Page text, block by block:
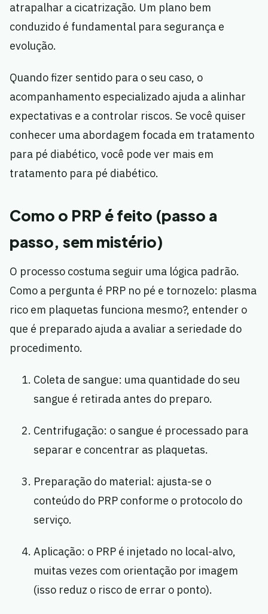
atrapalhar a cicatrização. Um plano bem
conduzido é fundamental para segurança e
evolução.
Quando fizer sentido para o seu caso, o
acompanhamento especializado ajuda a alinhar
expectativas e a controlar riscos. Se você quiser
conhecer uma abordagem focada em tratamento
para pé diabético, você pode ver mais em
tratamento para pé diabético.
Como o PRP é feito (passo a
passo, sem mistério)
O processo costuma seguir uma lógica padrão.
Como a pergunta é PRP no pé e tornozelo: plasma
rico em plaquetas funciona mesmo?, entender o
que é preparado ajuda a avaliar a seriedade do
procedimento.
Coleta de sangue: uma quantidade do seu
sangue é retirada antes do preparo.
Centrifugação: o sangue é processado para
separar e concentrar as plaquetas.
Preparação do material: ajusta-se o
conteúdo do PRP conforme o protocolo do
serviço.
Aplicação: o PRP é injetado no local-alvo,
muitas vezes com orientação por imagem
(isso reduz o risco de errar o ponto).